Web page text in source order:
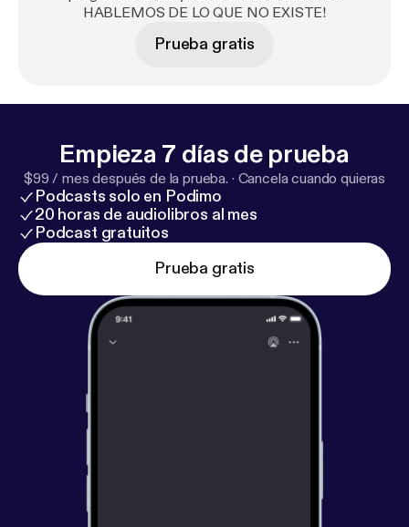
HABLEMOS DE LO QUE NO EXISTE!
Prueba gratis
Empieza 7 días de prueba
$99 / mes después de la prueba. · Cancela cuando quieras
Podcasts solo en Podimo
20 horas de audiolibros al mes
Podcast gratuitos
Prueba gratis